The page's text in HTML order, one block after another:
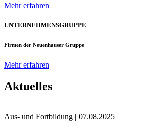
Mehr erfahren
UNTERNEHMENSGRUPPE
Firmen der Neuenhauser Gruppe
Mehr erfahren
Aktuelles
Aus- und Fortbildung | 07.08.2025